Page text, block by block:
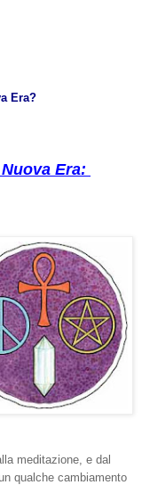
Era?
Era:
meditazione, e dal
qualche cambiamento